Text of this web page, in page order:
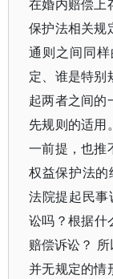
在婚内赔偿上
保护法相关规
通则之间同
定、谁是特别
起两者之间的
先规则的适用
一前提，也推
权益保护法
法院提起民
讼吗？根据什
赔偿诉讼？
并无规定的情